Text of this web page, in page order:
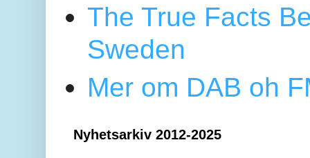
The True Facts
Sweden
Mer om DAB oh
Nyhetsarkiv 2012-2025